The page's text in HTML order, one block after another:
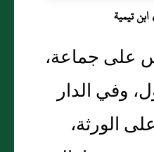
تيمية
جماعة،
وفي الدار
الورثة،